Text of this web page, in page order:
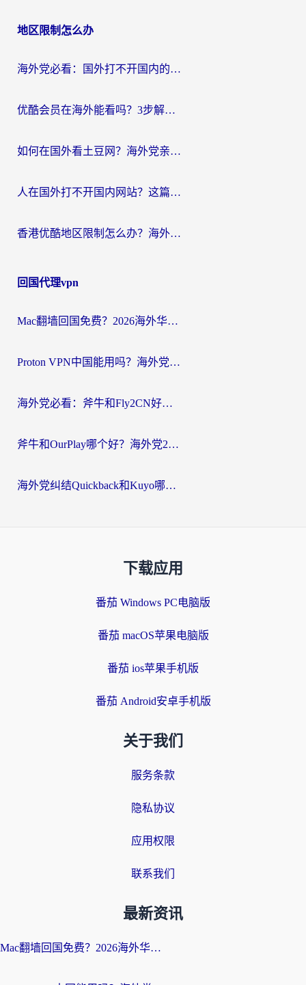
地区限制怎么办
海外党必看：国外打不开国内的app怎么办？3步解决你的乡愁
优酷会员在海外能看吗？3步解决海外追剧难题，附实测好用加速器推荐
如何在国外看土豆网？海外党亲测有效的追剧加速器选择指南
人在国外打不开国内网站？这篇攻略帮你无缝解锁国内资源（附交管12123使用技巧）
香港优酷地区限制怎么办？海外党亲测有效的追剧解决方案
回国代理vpn
Mac翻墙回国免费？2026海外华人亲测：从CCTV5直播到国内APP，这样选加速器才靠谱
Proton VPN中国能用吗？海外党选回国加速器的避坑指南（附番茄加速器实测）
海外党必看：斧牛和Fly2CN好用吗？3招教你选对回国加速器（附免费试用攻略）
斧牛和OurPlay哪个好？海外党2026亲测：选对加速器，国内资源秒加载
海外党纠结Quickback和Kuyo哪个好？选对回国加速器才能无缝刷国内资源
下载应用
番茄 Windows PC电脑版
番茄 macOS苹果电脑版
番茄 ios苹果手机版
番茄 Android安卓手机版
关于我们
服务条款
隐私协议
应用权限
联系我们
最新资讯
Mac翻墙回国免费？2026海外华人亲测：从CCTV5直播到国内APP，这样选加速器才靠谱